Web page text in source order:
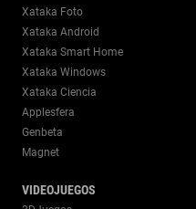
Xataka Foto
Xataka Android
Xataka Smart Home
Xataka Windows
Xataka Ciencia
Applesfera
Genbeta
Magnet
VIDEOJUEGOS